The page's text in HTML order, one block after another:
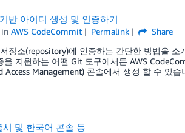
반 아이디 생성 및 인증하기
inAWS CodeCommit Permalink
Share
장소(repository)에 인증하는 간단한 방법을
을 지원하는 어떤 Git 도구에서든 AWS
Management) 콘솔에서 생성 할 수 있
및 한국어 콘솔 등